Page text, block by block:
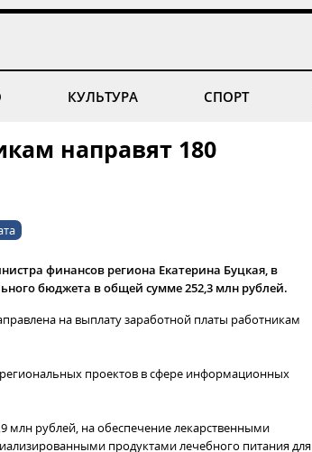
КУЛЬТУРА СПОРТ
направят 180
финансов региона Екатерина Буцкая, в
бюджета в общей сумме 252,3 млн рублей.
на выплату заработной платы работникам
проектов в сфере информационных
млн рублей, на обеспечение лекарственными
продуктами лечебного питания для